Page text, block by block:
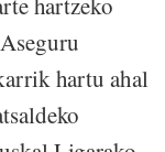
hartu ahal